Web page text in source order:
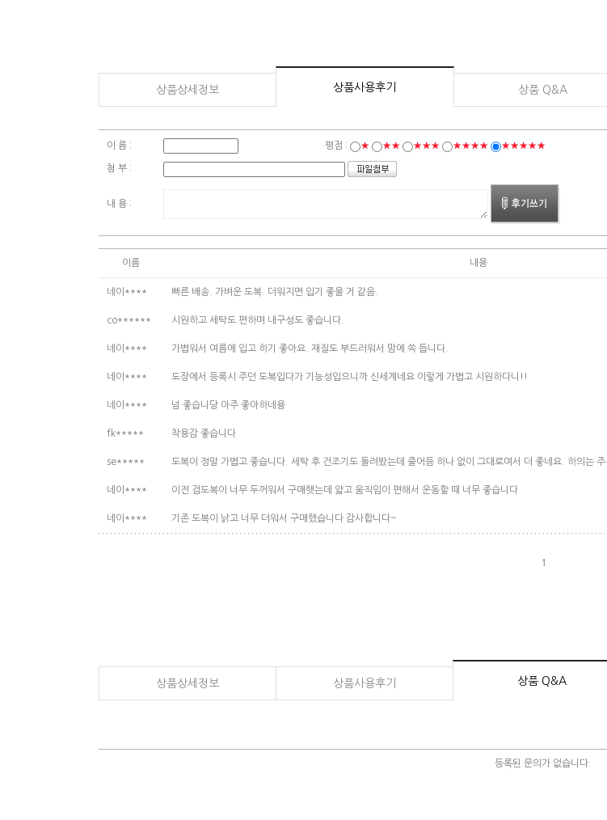
상품상세정보 상품사용후기 상품 Q&A
이 름 : 평점 : ★ ★★ ★★★ ★★★★ ★★★★★
첨 부 :
내 용 :
이름 내용
네이**** 빠른 배송. 가벼운 도복. 더워지면 입기 좋을 거 같음.
co****** 시원하고 세탁도 편하며 내구성도 좋습니다.
네이**** 가볍워서 여름에 입고 하기 좋아요. 재질도 부드러워서 맘에 쏙 듭니다.
네이**** 도장에서 등록시 주던 도복입다가 기능성입으니까 신세계네요 이렇게 가볍고 시원하다니!!
네이**** 넘 좋습니당 아주 좋아하네용
fk***** 착용감 좋습니다
se***** 도복이 정말 가볍고 좋습니다. 세탁 후 건조기도 돌려봤는데 줄어듬 하나 없이 그대로여서 더 좋네요. 하의는
네이**** 이전 검도복이 너무 두꺼워서 구매햇는데 얇고 움직임이 편해서 운동할 때 너무 좋습니다
네이**** 기존 도복이 낡고 너무 더워서 구매했습니다 감사합니다~
1
상품상세정보 상품사용후기 상품 Q&A
등록된 문의가 없습니다.